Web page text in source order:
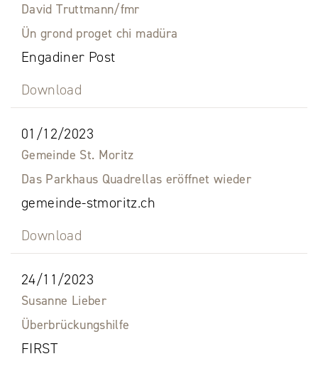
David Truttmann/fmr
Ün grond proget chi madüra
Engadiner Post
Download
01/12/2023
Gemeinde St. Moritz
Das Parkhaus Quadrellas eröffnet wieder
gemeinde-stmoritz.ch
Download
24/11/2023
Susanne Lieber
Überbrückungshilfe
FIRST